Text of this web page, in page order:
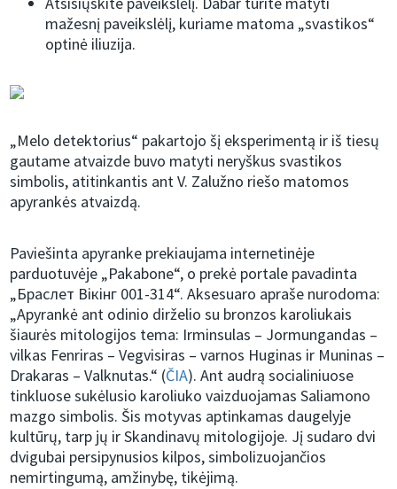
mažesnį paveikslėlį, kuriame matoma „svastikos“
optinė iliuzija.
„Melo detektorius“ pakartojo šį eksperimentą ir iš tiesų
gautame atvaizde buvo matyti neryškus svastikos
simbolis, atitinkantis ant V. Zalužno riešo matomos
apyrankės atvaizdą.
Paviešinta apyranke prekiaujama internetinėje
parduotuvėje „Pakabone“, o prekė portale pavadinta
„Браслет Вікінг 001-314“. Aksesuaro apraše nurodoma:
„Apyrankė ant odinio dirželio su bronzos karoliukais
šiaurės mitologijos tema: Irminsulas – Jormungandas –
vilkas Fenriras – Vegvisiras – varnos Huginas ir Muninas –
Drakaras – Valknutas.“ (ČIA). Ant audrą socialiniuose
tinkluose sukėlusio karoliuko vaizduojamas Saliamono
mazgo simbolis. Šis motyvas aptinkamas daugelyje
kultūrų, tarp jų ir Skandinavų mitologijoje. Jį sudaro dvi
dvigubai persipynusios kilpos, simbolizuojančios
nemirtingumą, amžinybę, tikėjimą.